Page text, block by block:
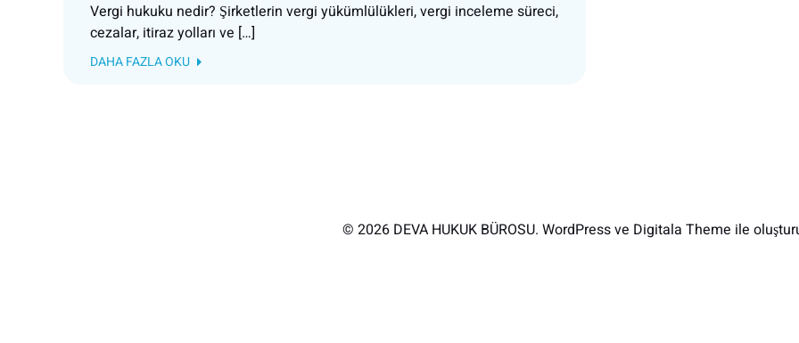
Vergi hukuku nedir? Şirketlerin vergi yükümlülükleri, vergi inceleme süreci,
cezalar, itiraz yolları ve […]
DAHA FAZLA OKU
© 2026 DEVA HUKUK BÜROSU. WordPress ve Digitala Theme ile